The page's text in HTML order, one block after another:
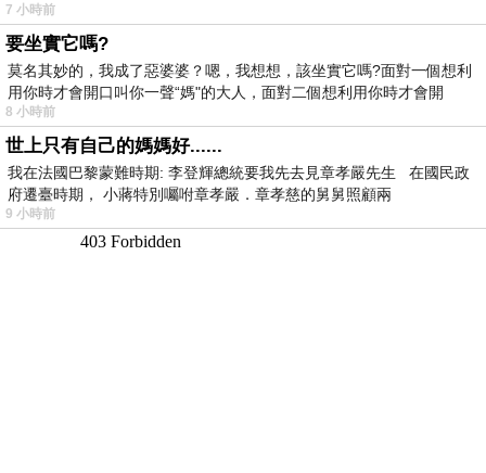
7 小時前
要坐實它嗎?
莫名其妙的，我成了惡婆婆？嗯，我想想，該坐實它嗎?面對一個想利
用你時才會開口叫你一聲“媽"的大人，面對二個想利用你時才會開
8 小時前
世上只有自己的媽媽好......
我在法國巴黎蒙難時期: 李登輝總統要我先去見章孝嚴先生 在國民政
府遷臺時期， 小蔣特別囑咐章孝嚴．章孝慈的舅舅照顧兩
9 小時前